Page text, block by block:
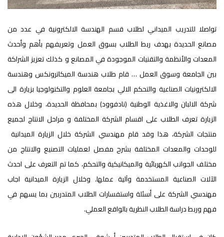
تواصلا للتدريب الميداني لطلاب قسم الهندسة الالكترونية في عدد من
مصانع الحديدة بهدف ربط الطلاب بسوق العمل وتعريفهم بأهم وأحدث
المعدات والأنظمة والتقنيات الموجودة في المصانع و كذلك تعزيز الشراكة
بين الجامعة وسوق العمل … قام طلاب هندسة الميكاترونكس وهندسة
الالكترونيات الصناعية والتحكم الالي بجامعة العلوم والتكنولوجيا بزيارة الى
شركة الالبان والاغذية الوطنية (نادفوود) بمحافظة الحديدة، وخلال هذه
الزيارة تعرف الطلاب على اقسام الشركة المختلفة و مراحل الانتاج لجميع
منتجات الشركة، هذا وقد قام مهندسي الشركة خلال الزيارة الميدانية
للوحدات والمعدات المختلفة بشرح مفصل لعمليات التصنيع والانتاج من
مختلف الجوانب الكهربائية والميكانيكية والتحكم، كما تم التعرف على احدث
الآلات الصناعية المستخدمة وآلية عملها. وخلال الزيارة الميدانية اجاب
مهندسي الشركة على أسئلة واستفسارات الطلاب المتدربين بما يسهم في
فهم وربط دراسة الطلاب النظرية بالواقع العملي.